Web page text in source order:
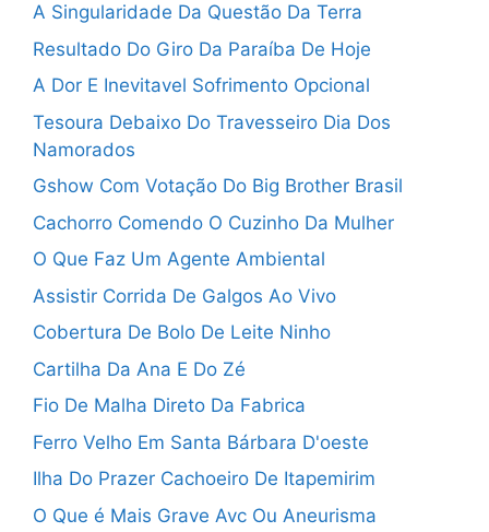
A Singularidade Da Questão Da Terra
Resultado Do Giro Da Paraíba De Hoje
A Dor E Inevitavel Sofrimento Opcional
Tesoura Debaixo Do Travesseiro Dia Dos
Namorados
Gshow Com Votação Do Big Brother Brasil
Cachorro Comendo O Cuzinho Da Mulher
O Que Faz Um Agente Ambiental
Assistir Corrida De Galgos Ao Vivo
Cobertura De Bolo De Leite Ninho
Cartilha Da Ana E Do Zé
Fio De Malha Direto Da Fabrica
Ferro Velho Em Santa Bárbara D'oeste
Ilha Do Prazer Cachoeiro De Itapemirim
O Que é Mais Grave Avc Ou Aneurisma